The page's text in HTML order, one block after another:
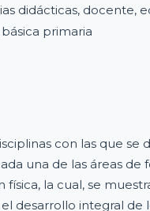
didácticas, docente,
primaria
con las que se
una de las áreas de
física, la cual, se
desarrollo integral de